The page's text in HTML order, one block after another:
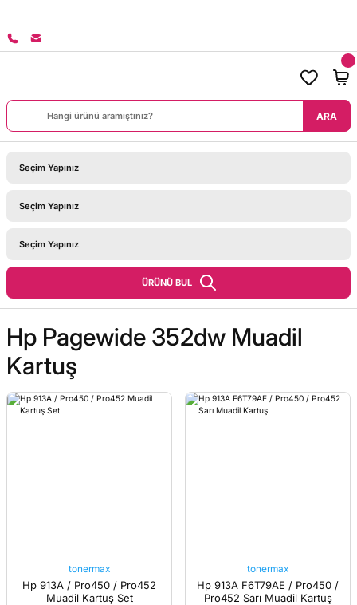
ARA
ÜRÜNÜ BUL
Hp Pagewide 352dw Muadil
Kartuş
tonermax
Hp 913A / Pro450 / Pro452
Muadil Kartuş Set
tonermax
Hp 913A F6T79AE / Pro450 /
Pro452 Sarı Muadil Kartuş